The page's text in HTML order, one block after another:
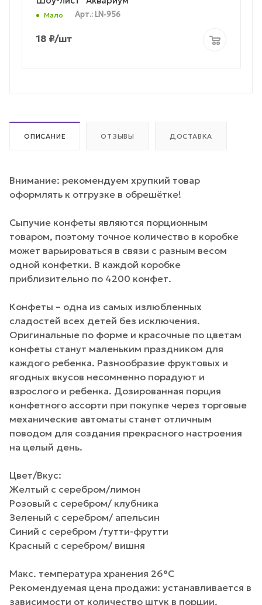
Мало Арт.: LN-956
18 ₽/шт
ОПИСАНИЕ ОТЗЫВЫ ДОСТАВКА
Внимание: рекомендуем хрупкий товар
оформлять к отгрузке в обрешётке!
Сыпучие конфеты являются порционным
товаром, поэтому точное количество в коробке
может варьироваться в связи с разным весом
одной конфетки. В каждой коробке
приблизительно по 4200 конфет.
Конфеты – одна из самых излюбленных
сладостей всех детей без исключения.
Оригинальные по форме и красочные по цветам
конфеты станут маленьким праздником для
каждого ребенка. Разнообразие фруктовых и
ягодных вкусов несомненно порадуют и
взрослого и ребенка. Дозированная порция
конфетного ассорти при покупке через торговые
механические автоматы станет отличным
поводом для создания прекрасного настроения
на целый день.
Цвет/Вкус:
Желтый с серебром/лимон
Розовый с серебром/ клубника
Зеленый с серебром/ апельсин
Синий с серебром /тутти-фрутти
Красный с серебром/ вишня
Макс. температура хранения 26°C
Рекомендуемая цена продажи: устанавливается в
зависимости от количество штук в порции.